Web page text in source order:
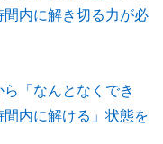
内に解き切る力が必
「なんとなくでき
内に解ける」状態を